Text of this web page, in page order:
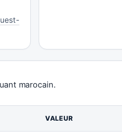
marocain.
VALEUR